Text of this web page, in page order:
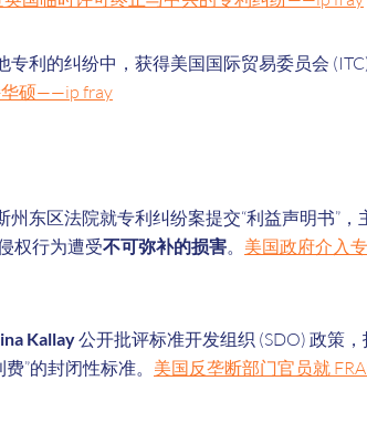
专利的纠纷中，获得美国国际贸易委员会
华硕——ip fray
州东区法院就专利纠纷案提交“利益声明书”
权行为遭受不可弥补的损害。 美国政府介入
Kallay公开批评标准开发组织 (SDO) 政策
”的封闭性标准。 美国反垄断部门官员就